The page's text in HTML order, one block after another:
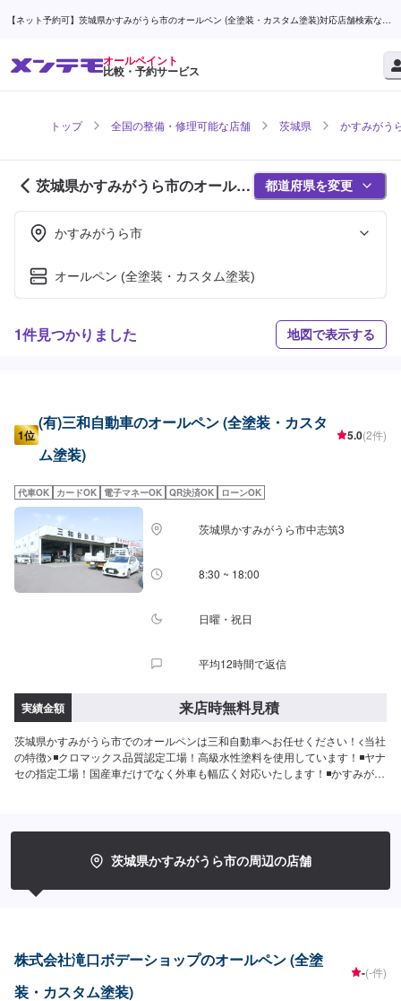
【ネット予約可】茨城県かすみがうら市のオールペン (全塗装・カスタム塗装)対応店舗検索なら
オールペイント
比較・予約サービス
トップ 全国の整備・修理可能な店舗 茨城県 かすみがう
茨城県かすみがうら市のオールペ
イント対応店舗紹介 (1ページ目)
都道府県を変更
かすみがうら市
オールペン (全塗装・カスタム塗装)
1件見つかりました 地図で表示する
1位
(有)三和自動車のオールペン (全塗装・カスタ
ム塗装)
5.0(2件)
代車OK カードOK 電子マネーOK QR決済OK ローンOK
茨城県かすみがうら市中志筑3
8:30 ~ 18:00
日曜・祝日
平均12時間で返信
実績金額 来店時無料見積
茨城県かすみがうら市でのオールペンは三和自動車へお任せください！<当社
の特徴>◾クロマックス品質認定工場！高級水性塗料を使用しています！◾ヤナ
セの指定工場！国産車だけでなく外車も幅広く対応いたします！◾かすみがう
上がり次第納車-----代車について-----無料の代車をご用意しています。お車の
作業中は代車をご利用ください。※代車の燃料代はお客様にご負担いただいて
ください。駐車スペースは事務所前の空いているスペースに駐車してくださ
業時間：8:30~18:00
茨城県かすみがうら市の周辺の店舗
株式会社滝口ボデーショップのオールペン (全塗
装・カスタム塗装)
-(-件)